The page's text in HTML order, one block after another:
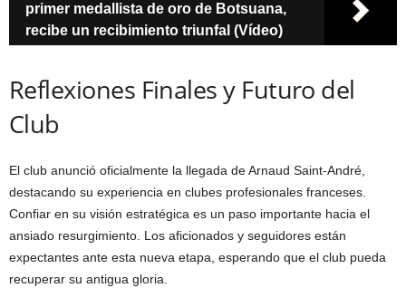
primer medallista de oro de Botsuana,
recibe un recibimiento triunfal (Vídeo)
Reflexiones Finales y Futuro del
Club
El club anunció oficialmente la llegada de Arnaud Saint-André,
destacando su experiencia en clubes profesionales franceses.
Confiar en su visión estratégica es un paso importante hacia el
ansiado resurgimiento. Los aficionados y seguidores están
expectantes ante esta nueva etapa, esperando que el club pueda
recuperar su antigua gloria.